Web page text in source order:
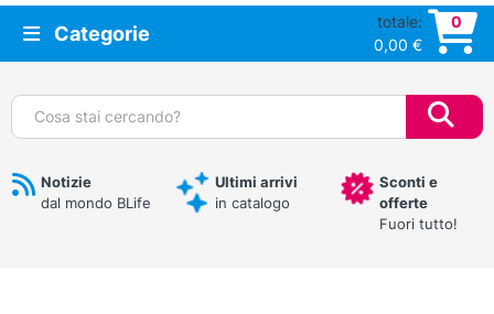
Categorie
totale:
0,00 €
0
Cerca:
Notizie
dal mondo BLife
Ultimi arrivi
in catalogo
Sconti e
offerte
Fuori tutto!